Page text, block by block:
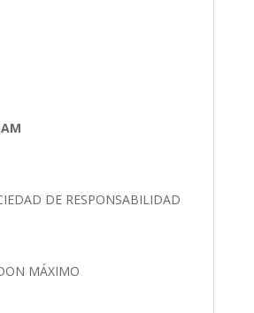
DE RESPONSABILIDAD
MÁXIMO